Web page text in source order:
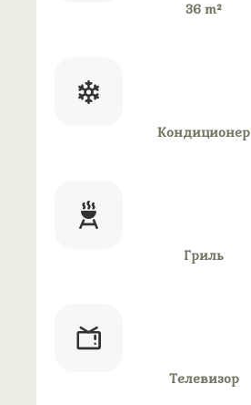
36 m²
Кондиционер
Гриль
Телевизор